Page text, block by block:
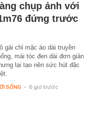
chụp ảnh với
đứng trước
gái chỉ mặc áo dài truyền
mái tóc đen dài đơn giản
lại tạo nên sức hút đặc
SỐNG - 6 giờ trước